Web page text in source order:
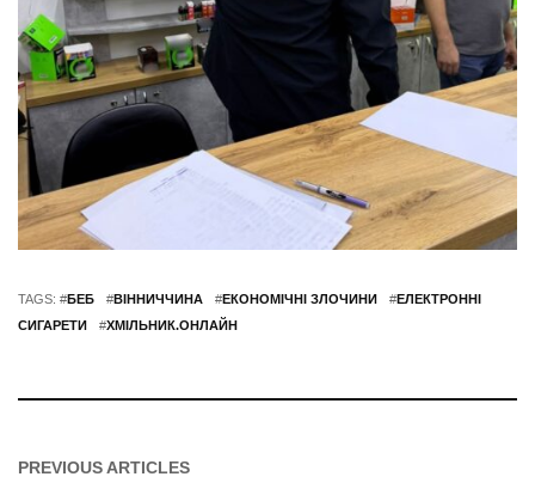
TAGS: #БЕБ #ВІННИЧЧИНА #ЕКОНОМІЧНІ ЗЛОЧИНИ #ЕЛЕКТРОННІ
СИГАРЕТИ
#ХМІЛЬНИК.ОНЛАЙН
PREVIOUS ARTICLES